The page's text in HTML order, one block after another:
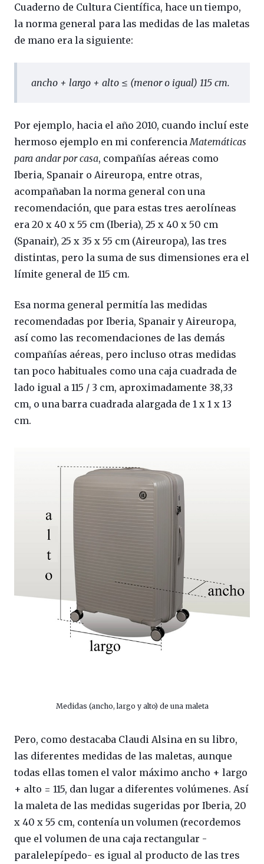
Cuaderno de Cultura Científica, hace un tiempo,
la norma general para las medidas de las maletas
de mano era la siguiente:
ancho + largo + alto ≤ (menor o igual) 115 cm.
Por ejemplo, hacia el año 2010, cuando incluí este
hermoso ejemplo en mi conferencia Matemáticas
para andar por casa, compañías aéreas como
Iberia, Spanair o Aireuropa, entre otras,
acompañaban la norma general con una
recomendación, que para estas tres aerolíneas
era 20 x 40 x 55 cm (Iberia), 25 x 40 x 50 cm
(Spanair), 25 x 35 x 55 cm (Aireuropa), las tres
distintas, pero la suma de sus dimensiones era el
límite general de 115 cm.
Esa norma general permitía las medidas
recomendadas por Iberia, Spanair y Aireuropa,
así como las recomendaciones de las demás
compañías aéreas, pero incluso otras medidas
tan poco habituales como una caja cuadrada de
lado igual a 115 / 3 cm, aproximadamente 38,33
cm, o una barra cuadrada alargada de 1 x 1 x 13
cm.
Medidas (ancho, largo y alto) de una maleta
Pero, como destacaba Claudi Alsina en su libro,
las diferentes medidas de las maletas, aunque
todas ellas tomen el valor máximo ancho + largo
+ alto = 115, dan lugar a diferentes volúmenes. Así
la maleta de las medidas sugeridas por Iberia, 20
x 40 x 55 cm, contenía un volumen (recordemos
que el volumen de una caja rectangular -
paralelepípedo- es igual al producto de las tres